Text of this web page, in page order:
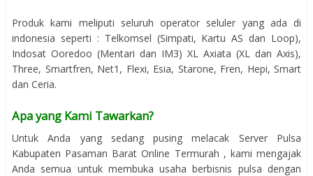
Produk kami meliputi seluruh operator seluler yang ada di
indonesia seperti : Telkomsel (Simpati, Kartu AS dan Loop),
Indosat Ooredoo (Mentari dan IM3) XL Axiata (XL dan Axis),
Three, Smartfren, Net1, Flexi, Esia, Starone, Fren, Hepi, Smart
dan Ceria.
Apa yang Kami Tawarkan?
Untuk Anda yang sedang pusing melacak Server Pulsa
Kabupaten Pasaman Barat Online Termurah , kami mengajak
Anda semua untuk membuka usaha berbisnis pulsa dengan